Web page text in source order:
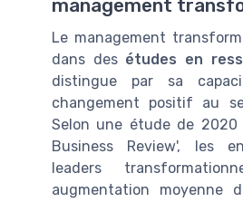
management
Le management
dans des études en
distingue par sa
changement positif au
Selon une étude de 2020
Business Review', les
leaders
augmentation moyenne